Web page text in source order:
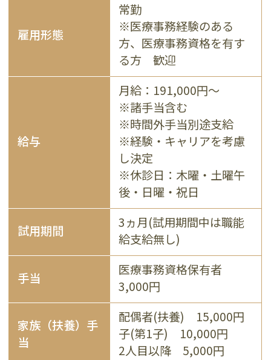
雇用形態
常勤
※医療事務経験のある
方、医療事務資格を有す
る方 歓迎
給与
月給：191,000円～
※諸手当含む
※時間外手当別途支給
※経験・キャリアを考慮
し決定
※休診日：木曜・土曜午
後・日曜・祝日
試用期間
3ヵ月(試用期間中は職能
給支給無し)
手当
医療事務資格保有者
3,000円
家族（扶養）手
当
配偶者(扶養) 15,000円
子(第1子) 10,000円
2人目以降 5,000円